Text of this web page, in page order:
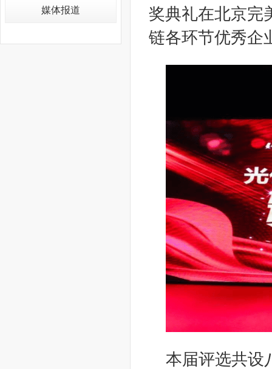
媒体报道
奖典礼在北京完
链各环节优秀企
本届评选共设